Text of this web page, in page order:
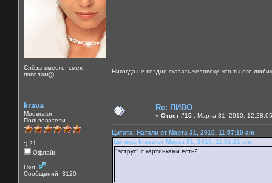
Слёзы вместе, смех
пополам)))
Никогда не поздно сказать человеку, что ты его
krava
Moderator
Пользователи
:) 21
Офлайн
Пол:
Сообщений: 3120
Re: ПИВО
« Ответ #15 : Марта 31, 2010,
Цитата: Натали от Марта 31, 2010, 11:57:10 am
Цитата: krava от Марта 31, 2010, 11:51:31 am
"эструс" с картинками есть?